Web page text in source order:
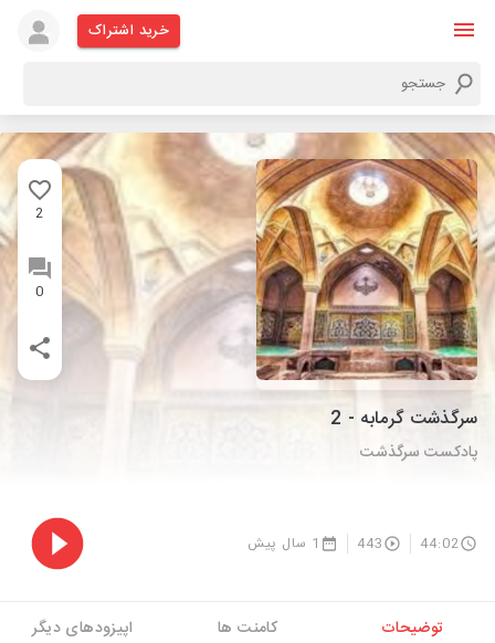
خرید اشتراک
2
0
سرگذشت گرمابه - 2
پادکست سرگذشت
44:02
443 1 سال پیش
توضیحات کامنت ها اپیزودهای دیگر